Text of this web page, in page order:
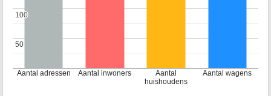
Aantal adressen Aantal inwoners
Aantal
huishoudens
Aantal wagens
50
50
100
100